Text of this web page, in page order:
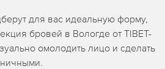
для вас идеальную форму,
бровей в Вологде от TIBET-
омолодить лицо и сделать